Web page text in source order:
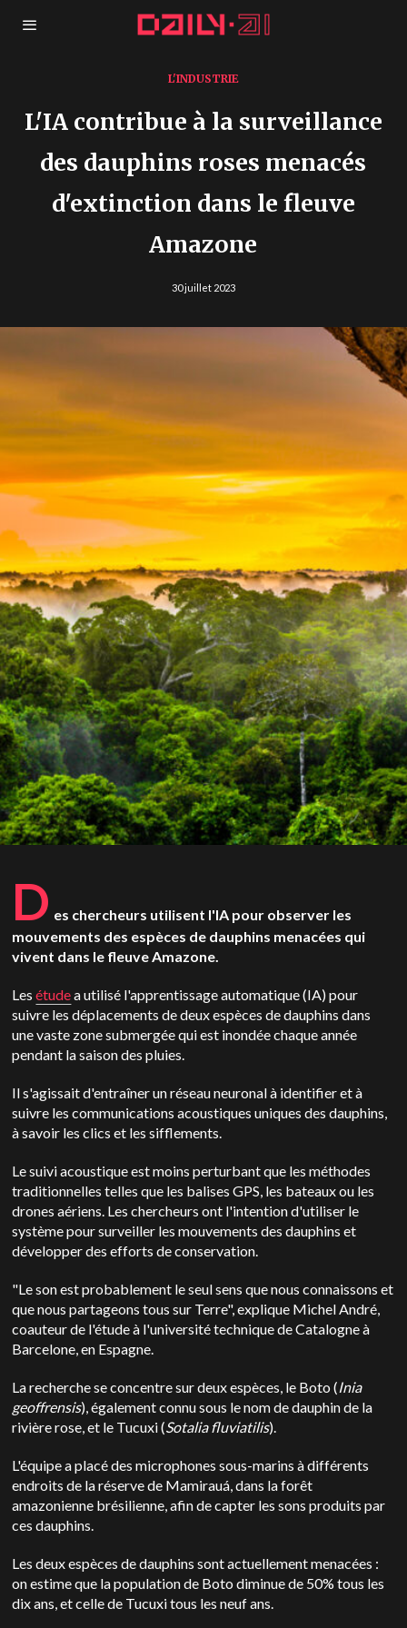
L'INDUSTRIE
L'IA contribue à la surveillance
des dauphins roses menacés
d'extinction dans le fleuve
Amazone
30 juillet 2023
D es chercheurs utilisent l'IA pour observer les
mouvements des espèces de dauphins menacées qui
vivent dans le fleuve Amazone.
Lesétudea utilisé l'apprentissage automatique (IA) pour
suivre les déplacements de deux espèces de dauphins dans
une vaste zone submergée qui est inondée chaque année
pendant la saison des pluies.
Il s'agissait d'entraîner un réseau neuronal à identifier et à
suivre les communications acoustiques uniques des dauphins,
à savoir les clics et les sifflements.
Le suivi acoustique est moins perturbant que les méthodes
traditionnelles telles que les balises GPS, les bateaux ou les
drones aériens. Les chercheurs ont l'intention d'utiliser le
système pour surveiller les mouvements des dauphins et
développer des efforts de conservation.
"Le son est probablement le seul sens que nous connaissons et
que nous partageons tous sur Terre", explique Michel André,
coauteur de l'étude à l'université technique de Catalogne à
Barcelone, en Espagne.
La recherche se concentre sur deux espèces, le Boto (Inia
geoffrensis), également connu sous le nom de dauphin de la
rivière rose, et le Tucuxi (Sotalia fluviatilis).
L'équipe a placé des microphones sous-marins à différents
endroits de la réserve de Mamirauá, dans la forêt
amazonienne brésilienne, afin de capter les sons produits par
ces dauphins.
Les deux espèces de dauphins sont actuellement menacées :
on estime que la population de Boto diminue de 50% tous les
dix ans, et celle de Tucuxi tous les neuf ans.